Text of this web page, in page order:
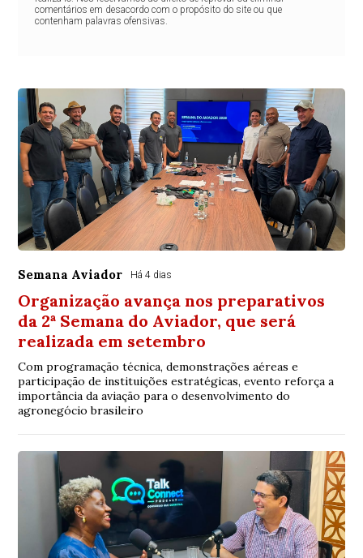
comentários em desacordo com o propósito do site ou que
contenham palavras ofensivas.
Semana Aviador Há 4 dias
Organização avança nos preparativos
da 2ª Semana do Aviador, que será
realizada em setembro
Com programação técnica, demonstrações aéreas e
participação de instituições estratégicas, evento reforça a
importância da aviação para o desenvolvimento do
agronegócio brasileiro